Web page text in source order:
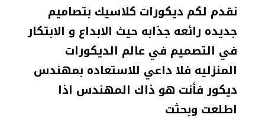
نقدم لكم ديكورات كلاسيك بتصاميم
جديده رائعه جذابه حيث الابداع و الابتكار
في التصميم في عالم الديكورات
المنزليه فلا داعي للاستعاده بمهندس
ديكور فأنت هو ذاك المهندس اذا
اطلعت وبحثت